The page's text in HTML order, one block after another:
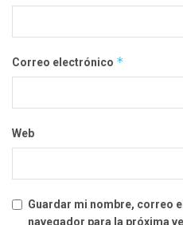
Correo electrónico *
Web
Guardar mi nombre, correo
navegador para la próxima